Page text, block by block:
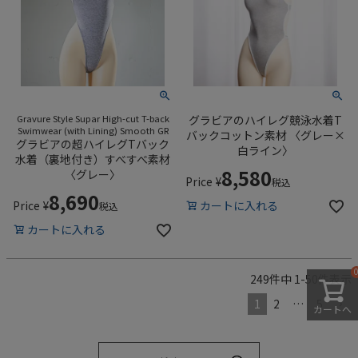
Gravure Style Supar High-cut T-back
Swimwear (with Lining) Smooth GR
グラビアの超ハイレグTバック
水着（裏地付き）すべすべ素材
〈グレー〉
Price ¥8,690税込
カートに入れる
グラビアのハイレグ競泳水着T
バックコットン素材 〈グレー×
白ライン〉
Price ¥8,580税込
カートに入れる
249件中 1 -50 件表示
1
2 … 5
カートへ
0